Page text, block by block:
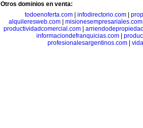
Otros dominios en venta:
todoenoferta.com
infodirectorio.com
alquileresweb.com
misionesempresariales.com
productividadcomercial.com
informaciondefranquicias.com
profesionalesargentinos.com|